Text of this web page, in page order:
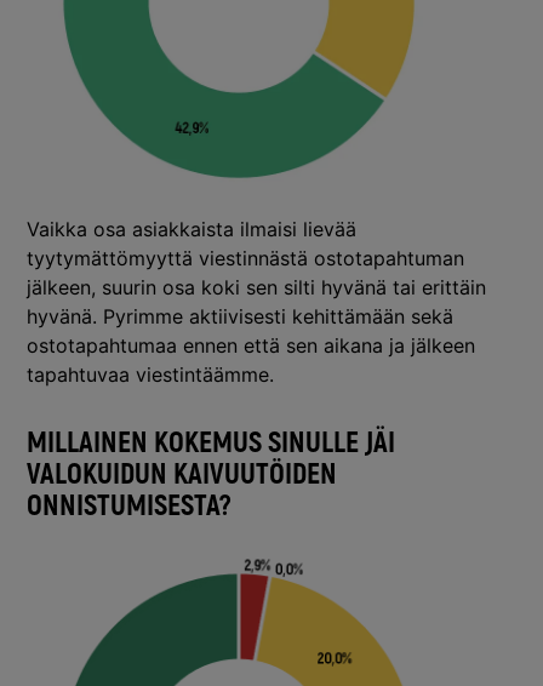
Vaikka osa asiakkaista ilmaisi lievää
tyytymättömyyttä viestinnästä ostotapahtuman
jälkeen, suurin osa koki sen silti hyvänä tai erittäin
hyvänä. Pyrimme aktiivisesti kehittämään sekä
ostotapahtumaa ennen että sen aikana ja jälkeen
tapahtuvaa viestintäämme.
MILLAINEN KOKEMUS SINULLE JÄI
VALOKUIDUN KAIVUUTÖIDEN
ONNISTUMISESTA?